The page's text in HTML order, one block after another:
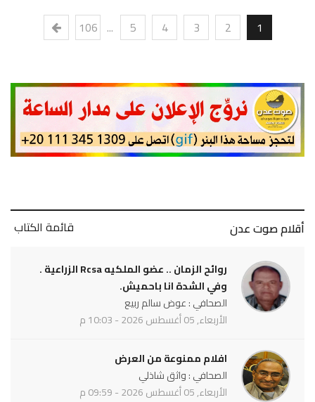
1
2
3
4
5
...
106
أقلام صوت عدن قائمة الكتاب
روائح الزمان .. عضو الملكيه Rcsa الزراعية .
وفي الشدة انا باحميش.
الصحافي : عوض سالم ربيع
الأربعاء, 05 أغسطس 2026 - 10:03 م
افلام ممنوعة من العرض
الصحافي : واثق شاذلي
الأربعاء, 05 أغسطس 2026 - 09:59 م